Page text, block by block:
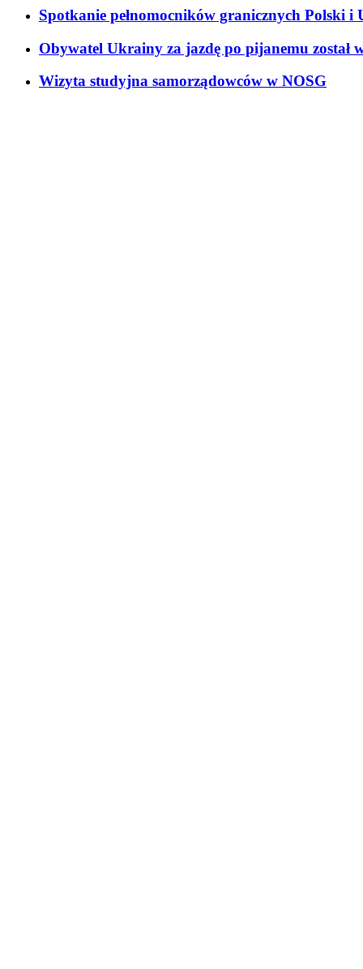
Spotkanie pełnomocników granicznych Polski i
Obywatel Ukrainy za jazdę po pijanemu został
Wizyta studyjna samorządowców w NOSG